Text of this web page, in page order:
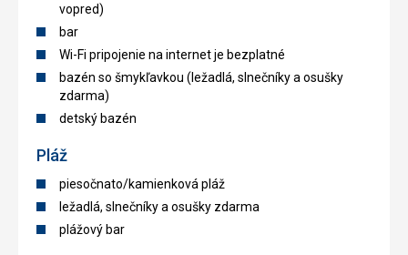
vopred)
bar
Wi-Fi pripojenie na internet je bezplatné
bazén so šmykľavkou (ležadlá, slnečníky a osušky
zdarma)
detský bazén
Pláž
piesočnato/kamienková pláž
ležadlá, slnečníky a osušky zdarma
plážový bar